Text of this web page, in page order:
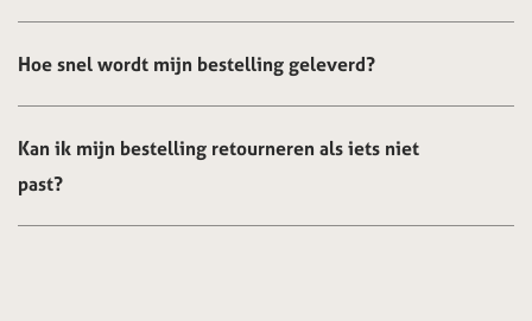
Hoe snel wordt mijn bestelling geleverd?
Kan ik mijn bestelling retourneren als iets niet
past?